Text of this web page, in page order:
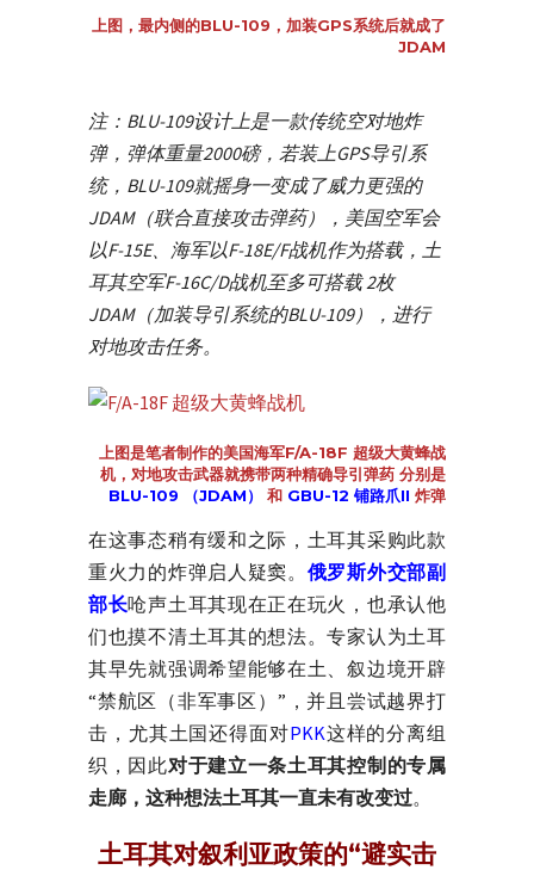
上图，最内侧的BLU-109，加装GPS系统后就成了
JDAM
注：BLU-109设计上是一款传统空对地炸
弹，弹体重量2000磅，若装上GPS导引系
统，BLU-109就摇身一变成了威力更强的
JDAM（联合直接攻击弹药），美国空军会
以F-15E、海军以F-18E/F战机作为搭载，土
耳其空军F-16C/D战机至多可搭载 2枚
JDAM（加装导引系统的BLU-109），进行
对地攻击任务。
上图是笔者制作的美国海军F/A-18F 超级大黄蜂战
机，对地攻击武器就携带两种精确导引弹药 分别是
BLU-109 （JDAM）
和 GBU-12 铺路爪II 炸弹
在这事态稍有缓和之际，土耳其采购此款
重火力的炸弹启人疑窦。 俄罗斯外交部副
部长呛声土耳其现在正在玩火，也承认他
们也摸不清土耳其的想法。专家认为土耳
其早先就强调希望能够在土、叙边境开辟
“禁航区（非军事区）”，并且尝试越界打
击，尤其土国还得面对PKK这样的分离组
织，因此对于建立一条土耳其控制的专属
走廊，这种想法土耳其一直未有改变过。
土耳其对叙利亚政策的“避实击